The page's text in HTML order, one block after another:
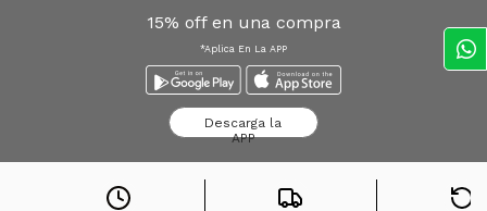
15% off en una compra
*Aplica En La APP
Descarga la
APP